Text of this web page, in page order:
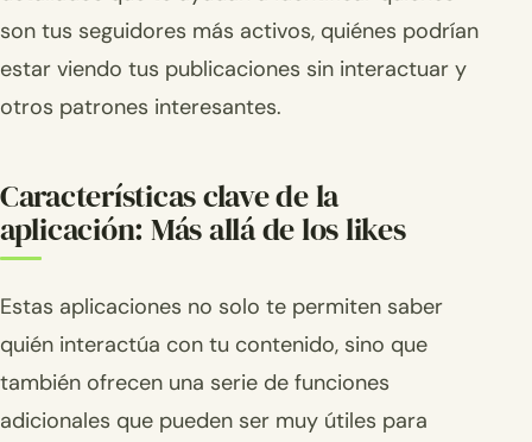
son tus seguidores más activos, quiénes podrían
estar viendo tus publicaciones sin interactuar y
otros patrones interesantes.
Características clave de la
aplicación: Más allá de los likes
Estas aplicaciones no solo te permiten saber
quién interactúa con tu contenido, sino que
también ofrecen una serie de funciones
adicionales que pueden ser muy útiles para